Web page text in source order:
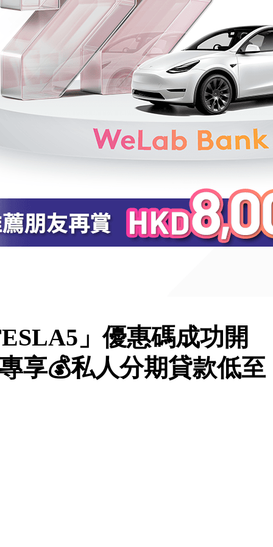
」優惠碼成功開
享💰私人分期貸款低至